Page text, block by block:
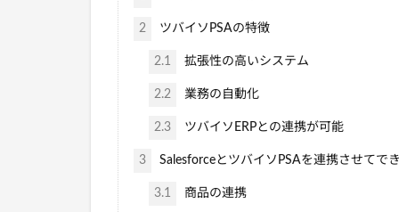
2 ツバイソPSAの特徴
2.1 拡張性の高いシステム
2.2 業務の自動化
2.3 ツバイソERPとの連携が可能
3 SalesforceとツバイソPSAを連携させてで
3.1 商品の連携